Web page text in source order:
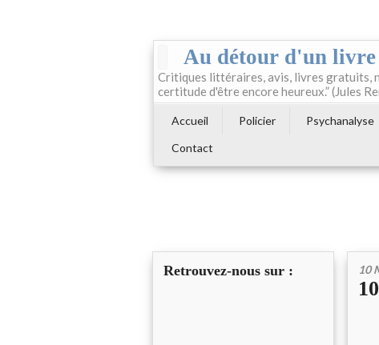
Au détour d'un
Critiques littéraires, avis, livres gratuits,
certitude d'être encore heureux.” (Jules
Accueil Policier Psychanalyse
Contact
Retrouvez-nous sur : 10